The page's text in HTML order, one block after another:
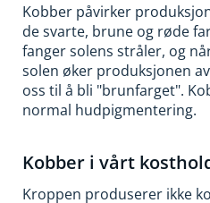
Kobber påvirker
de svarte, brune og røde
fanger solens stråler, og
solen øker produksjonen
oss til å bli "brunfarget".
normal hudpigmentering.
Kobber i vårt
Kroppen produserer ikke